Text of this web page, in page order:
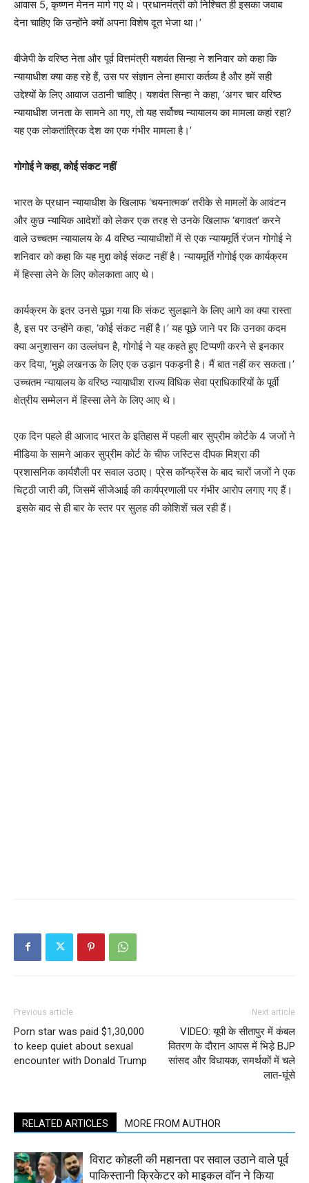
आवास 5, कृष्णन मेनन मार्ग गए थे। प्रधानमंत्री को निश्चित ही इसका जवाब
देना चाहिए कि उन्होंने क्यों अपना विशेष दूत भेजा था।’
बीजेपी के वरिष्ठ नेता और पूर्व वित्तमंत्री यशवंत सिन्हा ने शनिवार को कहा कि
न्यायाधीश क्या कह रहे हैं, उस पर संज्ञान लेना हमारा कर्तव्य है और हमें सही
उद्देश्यों के लिए आवाज उठानी चाहिए। यशवंत सिन्हा ने कहा, ‘अगर चार वरिष्ठ
न्यायाधीश जनता के सामने आ गए, तो यह सर्वोच्च न्यायालय का मामला कहां रहा?
यह एक लोकतांत्रिक देश का एक गंभीर मामला है।’
गोगोई ने कहा, कोई संकट नहीं
भारत के प्रधान न्यायाधीश के खिलाफ ‘चयनात्मक’ तरीके से मामलों के आवंटन
और कुछ न्यायिक आदेशों को लेकर एक तरह से उनके खिलाफ ‘बगावत’ करने
वाले उच्चतम न्यायालय के 4 वरिष्ठ न्यायाधीशों में से एक न्यायमूर्ति रंजन गोगोई ने
शनिवार को कहा कि यह मुद्दा कोई संकट नहीं है। न्यायमूर्ति गोगोई एक कार्यक्रम
में हिस्सा लेने के लिए कोलकाता आए थे।
कार्यक्रम के इतर उनसे पूछा गया कि संकट सुलझाने के लिए आगे का क्या रास्ता
है, इस पर उन्होंने कहा, ‘कोई संकट नहीं है।’ यह पूछे जाने पर कि उनका कदम
क्या अनुशासन का उल्लंघन है, गोगोई ने यह कहते हुए टिप्पणी करने से इनकार
कर दिया, ‘मुझे लखनऊ के लिए एक उड़ान पकड़नी है। मैं बात नहीं कर सकता।’
उच्चतम न्यायालय के वरिष्ठ न्यायाधीश राज्य विधिक सेवा प्राधिकारियों के पूर्वी
क्षेत्रीय सम्मेलन में हिस्सा लेने के लिए आए थे।
एक दिन पहले ही आजाद भारत के इतिहास में पहली बार सुप्रीम कोर्टके 4 जजों ने
मीडिया के सामने आकर सुप्रीम कोर्ट के चीफ जस्टिस दीपक मिश्रा की
प्रशासनिक कार्यशैली पर सवाल उठाए। प्रेस कॉन्फ्रेंस के बाद चारों जजों ने एक
चिट्ठी जारी की, जिसमें सीजेआई की कार्यप्रणाली पर गंभीर आरोप लगाए गए हैं।
इसके बाद से ही बार के स्तर पर सुलह की कोशिशें चल रही हैं।
Previous article
Porn star was paid $1,30,000
to keep quiet about sexual
encounter with Donald Trump
Next article
VIDEO: यूपी के सीतापुर में कंबल
वितरण के दौरान आपस में भिड़े BJP
सांसद और विधायक, समर्थकों में चले
लात-घूंसे
RELATED ARTICLES MORE FROM AUTHOR
विराट कोहली की महानता पर सवाल उठाने वाले पूर्व
पाकिस्तानी क्रिकेटर को माइकल वॉन ने किया